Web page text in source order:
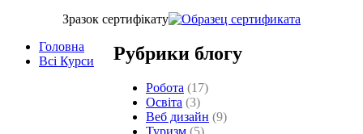
Зразок сертифiкату
Рубрики блогу
Робота (17)
Освіта (3)
Веб дизайн (9)
Головна
Всі Курси